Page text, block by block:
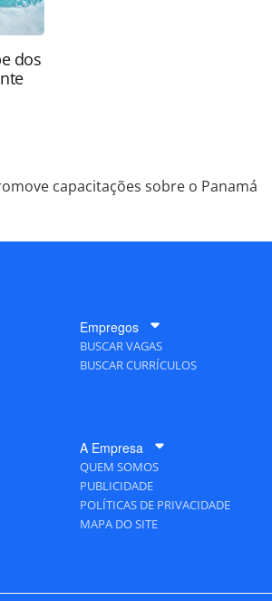
dos
capacitações sobre o Panamá
Empregos
BUSCAR VAGAS
BUSCAR CURRÍCULOS
A Empresa
QUEM SOMOS
PUBLICIDADE
POLÍTICAS DE PRIVACIDADE
MAPA DO SITE